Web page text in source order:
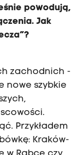
powodują,
Jak
zachodnich -
nowe szybkie
Przykładem
Kraków-